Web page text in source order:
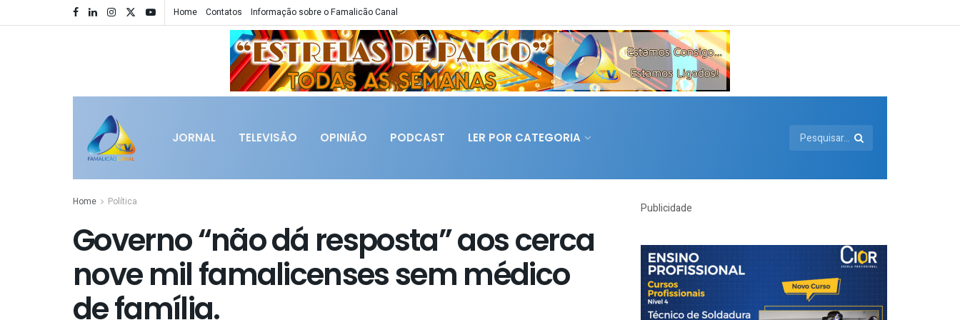
Home Contatos Informação sobre o Famalicão Canal
JORNAL TELEVISÃO OPINIÃO PODCAST LER POR CATEGORIA
Home Política
Governo “não dá resposta” aos cerca
nove mil famalicenses sem médico
de família.
Publicidade